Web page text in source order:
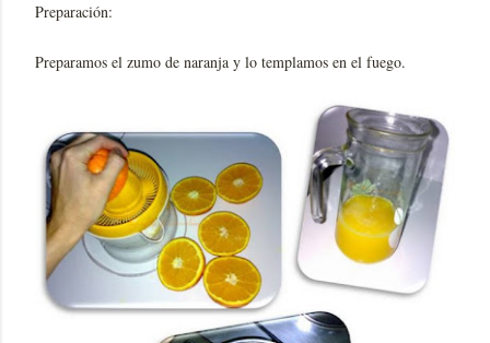
Preparación:
Preparamos el zumo de naranja y lo templamos en el fuego.